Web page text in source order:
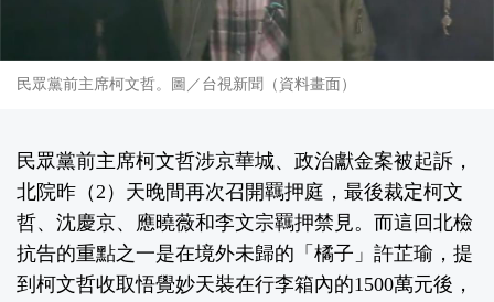
民眾黨前主席柯文哲。圖／台視新聞（資料畫面）
民眾黨前主席柯文哲涉京華城、政治獻金案被起訴，
北院昨（2）天晚間再次召開羈押庭，最後裁定柯文
哲、沈慶京、應曉薇和李文宗羈押禁見。而這回北檢
抗告的重點之一是在境外未歸的「橘子」許芷瑜，提
到柯文哲收取悟覺妙天裝在行李箱內的1500萬元後，